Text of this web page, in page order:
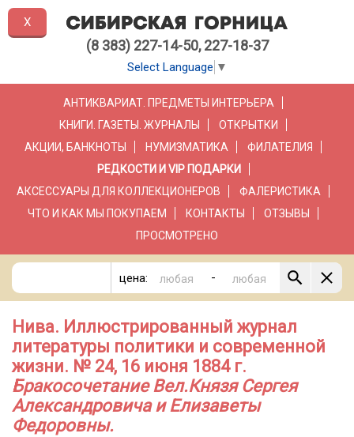
(8 383) 227-14-50, 227-18-37
Select Language ▼
АНТИКВАРИАТ. ПРЕДМЕТЫ ИНТЕРЬЕРА
КНИГИ. ГАЗЕТЫ. ЖУРНАЛЫ
ОТКРЫТКИ
АКЦИИ, БАНКНОТЫ
НУМИЗМАТИКА
ФИЛАТЕЛИЯ
РЕДКОСТИ И VIP ПОДАРКИ
АКСЕССУАРЫ ДЛЯ КОЛЛЕКЦИОНЕРОВ
ФАЛЕРИСТИКА
ЧТО И КАК МЫ ПОКУПАЕМ
КОНТАКТЫ
ОТЗЫВЫ
ПРОСМОТРЕНО
цена: -
Нива. Иллюстрированный журнал
литературы политики и современной
жизни. № 24, 16 июня 1884 г.
Бракосочетание Вел.Князя Сергея
Александровича и Елизаветы
Федоровны.
X